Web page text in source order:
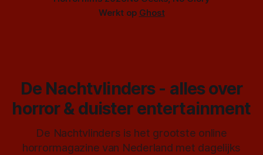
Werkt op Ghost
De Nachtvlinders - alles over
horror & duister entertainment
De Nachtvlinders is het grootste online
horrormagazine van Nederland met dagelijks